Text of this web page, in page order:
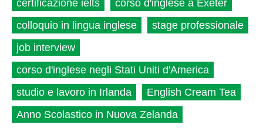
certificazione ielts
corso d'inglese a Exeter
colloquio in lingua inglese
stage professionale
job interview
corso d'inglese negli Stati Uniti d'America
studio e lavoro in Irlanda
English Cream Tea
Anno Scolastico in Nuova Zelanda